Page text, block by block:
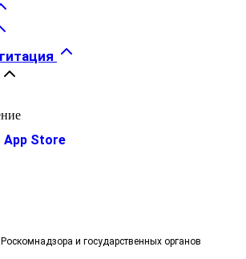
App Store
и государственных органов